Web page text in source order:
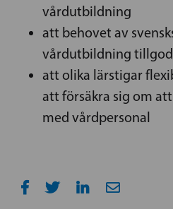
vårdutbildning
att behovet av
vårdutbildning
att olika lärstigar
att försäkra sig om
med vårdpersonal